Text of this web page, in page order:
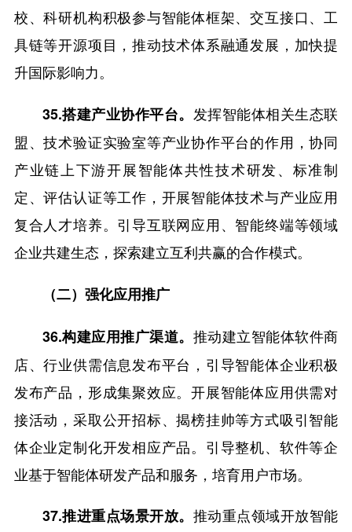
校、科研机构积极参与智能体框架、交互接口、工
具链等开源项目，推动技术体系融通发展，加快提
升国际影响力。
35.搭建产业协作平台。 发挥智能体相关生态联
盟、技术验证实验室等产业协作平台的作用，协同
产业链上下游开展智能体共性技术研发、标准制
定、评估认证等工作，开展智能体技术与产业应用
复合人才培养。引导互联网应用、智能终端等领域
企业共建生态，探索建立互利共赢的合作模式。
（二）强化应用推广
36.构建应用推广渠道。 推动建立智能体软件商
店、行业供需信息发布平台，引导智能体企业积极
发布产品，形成集聚效应。开展智能体应用供需对
接活动，采取公开招标、揭榜挂帅等方式吸引智能
体企业定制化开发相应产品。引导整机、软件等企
业基于智能体研发产品和服务，培育用户市场。
37.推进重点场景开放。 推动重点领域开放智能